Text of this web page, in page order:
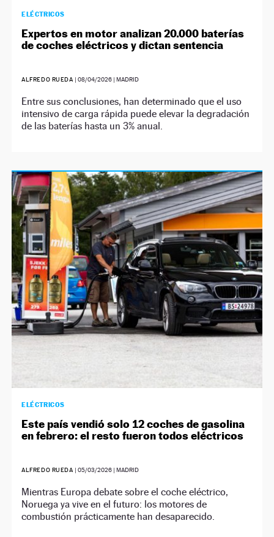
ELÉCTRICOS
Expertos en motor analizan 20.000 baterías
de coches eléctricos y dictan sentencia
ALFREDO RUEDA | 08/04/2026| MADRID
Entre sus conclusiones, han determinado que el uso
intensivo de carga rápida puede elevar la degradación
de las baterías hasta un 3% anual.
ELÉCTRICOS
Este país vendió solo 12 coches de gasolina
en febrero: el resto fueron todos eléctricos
ALFREDO RUEDA | 05/03/2026| MADRID
Mientras Europa debate sobre el coche eléctrico,
Noruega ya vive en el futuro: los motores de
combustión prácticamente han desaparecido.